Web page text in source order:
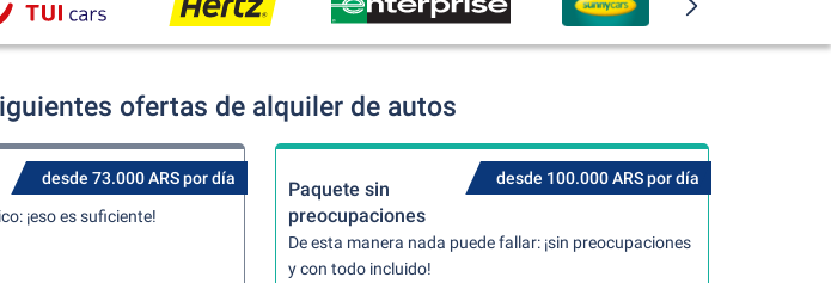
ofertas de alquiler de autos
desde 73.000 ARS por día
¡eso es suficiente!
desde 100.000 ARS por día
Paquete sin
preocupaciones
De esta manera nada puede fallar: ¡sin preocupaciones
y con todo incluido!